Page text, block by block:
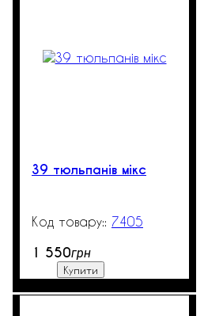
39 тюльпанів мікс
7405
1 550грн
Купити